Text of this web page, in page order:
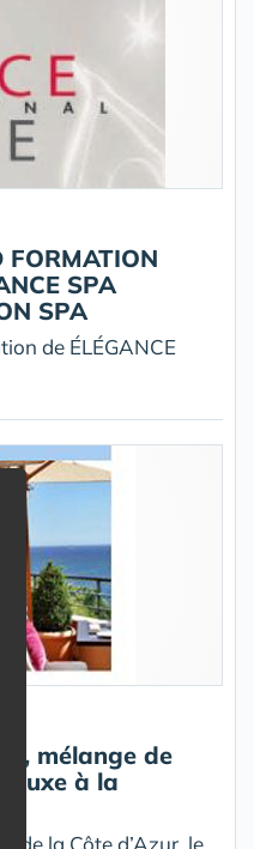
FORMATION
SPA
SPA
de ÉLÉGANCE
mélange de
luxe à la
de la Côte d’Azur, le